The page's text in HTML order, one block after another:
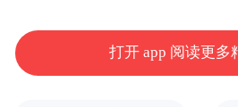
打开 app 阅读更多